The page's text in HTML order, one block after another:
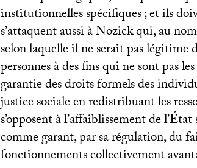
institutionnelles spécifiques; et ils
s’attaquent aussi à Nozick qui, au
selon laquelle il ne serait pas légitime
personnes à des fins qui ne sont pas
garantie des droits formels des
justice sociale en redistribuant les
s’opposent à l’affaiblissement de
comme garant, par sa régulation, du
fonctionnements collectivement